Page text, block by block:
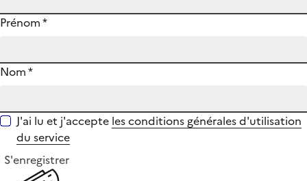
Prénom*
Nom*
J'ai lu et j'accepte les conditions générales d'utilisation
du service
S'enregistrer